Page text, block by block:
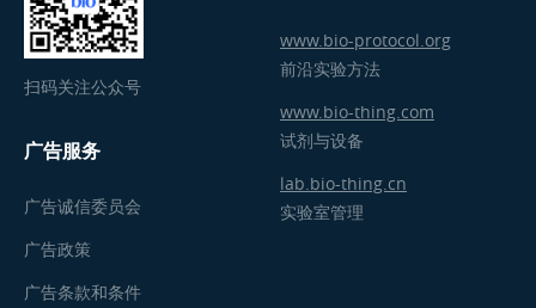
扫码关注公众号
广告服务
广告诚信委员会
广告政策
广告条款和条件
www.bio-protocol.org
前沿实验方法
www.bio-thing.com
试剂与设备
lab.bio-thing.cn
实验室管理